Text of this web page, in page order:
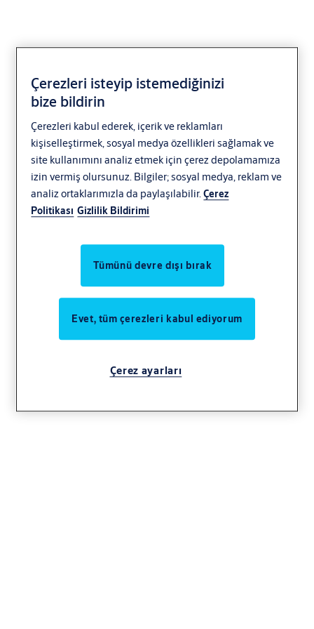
Çerezleri isteyip istemediğinizi
bize bildirin
Çerezleri kabul ederek, içerik ve reklamları
kişiselleştirmek, sosyal medya özellikleri sağlamak ve
site kullanımını analiz etmek için çerez depolamamıza
izin vermiş olursunuz. Bilgiler; sosyal medya, reklam ve
analiz ortaklarımızla da paylaşılabilir.Çerez
Politikası Gizlilik Bildirimi
Tümünü devre dışı bırak
Evet, tüm çerezleri kabul ediyorum
Çerez ayarları